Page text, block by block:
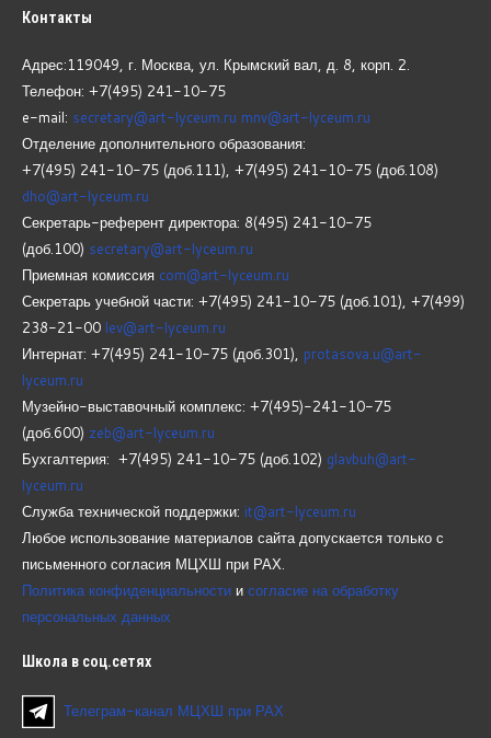
Контакты
Адрес:119049, г. Москва, ул. Крымский вал, д. 8, корп. 2.
Телефон: +7(495) 241-10-75
e-mail: secretary@art-lyceum.ru mnv@art-lyceum.ru
Отделение дополнительного образования:
+7(495) 241-10-75 (доб.111), +7(495) 241-10-75 (доб.108)
dho@art-lyceum.ru
Секретарь-референт директора: 8(495) 241-10-75
(доб.100) secretary@art-lyceum.ru
Приемная комиссия com@art-lyceum.ru
Секретарь учебной части: +7(495) 241-10-75 (доб.101), +7(499)
238-21-00 lev@art-lyceum.ru
Интернат: +7(495) 241-10-75 (доб.301), protasova.u@art-
lyceum.ru
Музейно-выставочный комплекс: +7(495)-241-10-75
(доб.600) zeb@art-lyceum.ru
Бухгалтерия: +7(495) 241-10-75 (доб.102) glavbuh@art-
lyceum.ru
Служба технической поддержки: it@art-lyceum.ru
Любое использование материалов сайта допускается только с
письменного согласия МЦХШ при РАХ.
Политика конфиденциальности и согласие на обработку
персональных данных
Школа в соц.сетях
Телеграм-канал МЦХШ при РАХ